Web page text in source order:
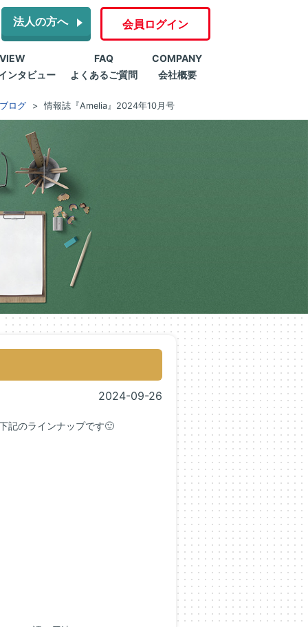
法人の方へ 会員ログイン
ンタビュー
FAQ
よくあるご質問
COMPANY
会社概要
ログ 情報誌『Amelia』2024年10月号
2024-09-26
記のラインナップです🙂